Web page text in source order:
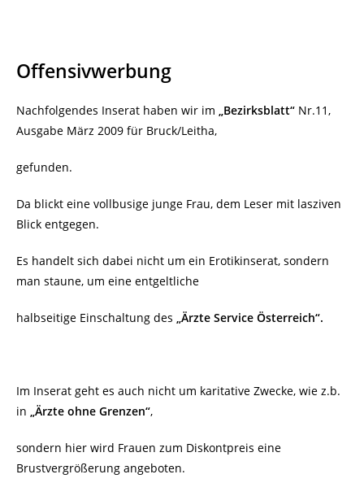
Offensivwerbung
Nachfolgendes Inserat haben wir im „Bezirksblatt“ Nr.11,
Ausgabe März 2009 für Bruck/Leitha,
gefunden.
Da blickt eine vollbusige junge Frau, dem Leser mit lasziven
Blick entgegen.
Es handelt sich dabei nicht um ein Erotikinserat, sondern
man staune, um eine entgeltliche
halbseitige Einschaltung des „Ärzte Service Österreich“.
Im Inserat geht es auch nicht um karitative Zwecke, wie z.b.
in „Ärzte ohne Grenzen“,
sondern hier wird Frauen zum Diskontpreis eine
Brustvergrößerung angeboten.